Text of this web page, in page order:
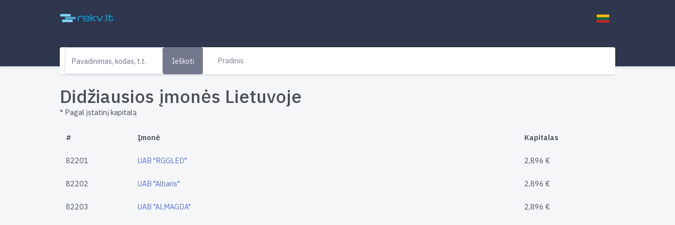
Ieškoti Pradinis
Didžiausios įmonės Lietuvoje
* Pagal įstatinį kapitalą
# Įmonė Kapitalas
82201 UAB "RGGLED" 2,896 €
82202 UAB "Albaris" 2,896 €
82203 UAB "ALMAGDA" 2,896 €